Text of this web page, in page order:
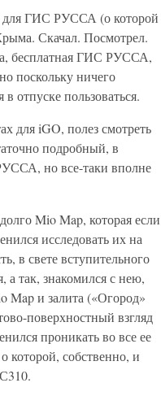
для ГИС РУССА (о которой
Скачал. Посмотрел.
бесплатная ГИС РУССА,
поскольку ничего
отпуске пользоваться.
для iGO, полез смотреть
подробный, в
но все-таки вполне
Mio Map, которая если
исследовать их на
в свете вступительного
а так, знакомился с нею,
Map и залита («Огород»
поверхностный взгляд
проникать во все ее
которой, собственно, и